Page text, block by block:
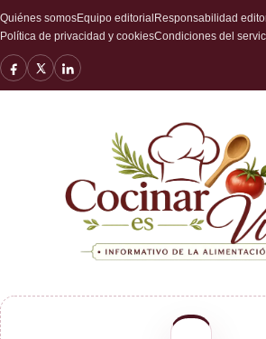
Quiénes somosEquipo editorial Responsabilidad
Política de privacidad y cookiesCondiciones del